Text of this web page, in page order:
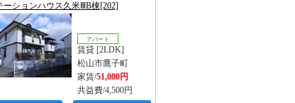
ーションハウス久米ⅢB棟[202]
アパート
賃貸 [2LDK]
松山市鷹子町
家賃/51,000円
共益費/4,500円